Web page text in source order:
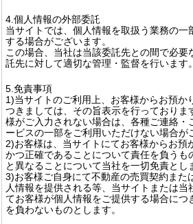
4.個人情報の外部委託
当サイトでは、個人情報を取扱う業務の一
する場合がございます。
この場合、当社は当該委託先との間で必要
託先に対して適切な管理・監督を行います。
5.免責事項
1)当サイトのご利用上、お客様からお預か
つきましては、その旨表示を行っておりま
様がご入力されない場合は、各種ご連絡・
ービスの一部をご利用いただけない場合が
2)お客様は、当サイトにてお客様からお預
かつ正確であることについて責任を負うも
と異なることについて当社を一切免責とし
3)お客様ご自身にて不動産の売買契約また
人情報を提供される等、当サイトまたは当
てお客様が個人情報をご提供する場合につ
を負わないものとします。